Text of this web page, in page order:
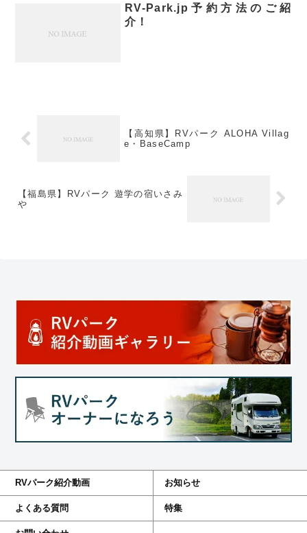
RV-Park.jp予約方法のご紹
介！
【高知県】RVパーク ALOHA Villag
e・BaseCamp
【福島県】RVパーク 遊学の宿いさみ
や
RVパーク紹介動画 お知らせ
よくある質問 特集